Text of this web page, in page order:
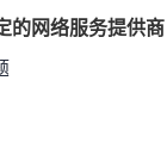
的网络服务提供商